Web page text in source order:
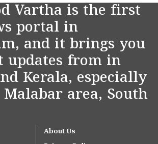
Vartha is the first
portal in
and it brings you
updates from in
Kerala, especially
area, South
About Us